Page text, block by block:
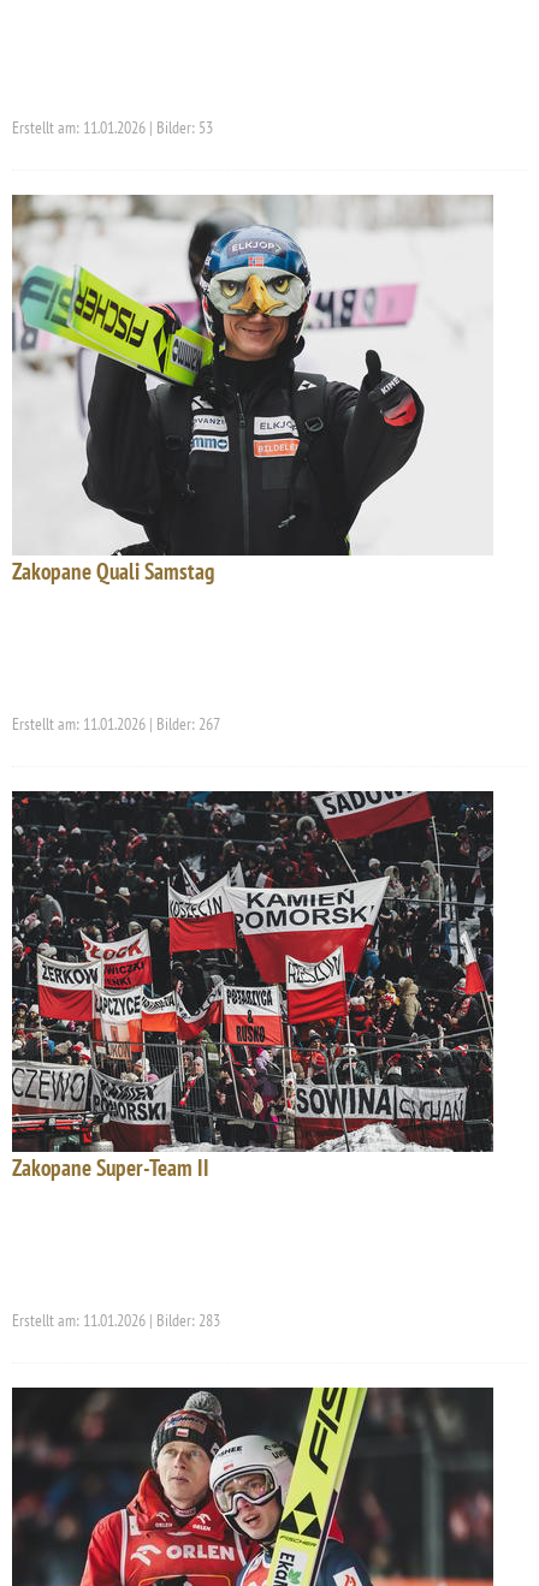
Erstellt am: 11.01.2026 | Bilder: 53
Zakopane Quali Samstag
Erstellt am: 11.01.2026 | Bilder: 267
Zakopane Super-Team II
Erstellt am: 11.01.2026 | Bilder: 283